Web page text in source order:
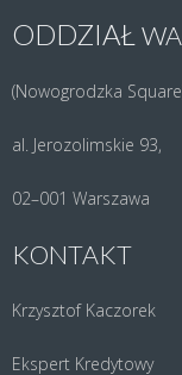
ODDZIAŁ
(Nowo­grodz­ka
al. Jero­zo­lim­skie 93,
02–001 War­sza­wa
KONTAKT
Krzysz­tof Kaczorek
Eks­pert Kredytowy